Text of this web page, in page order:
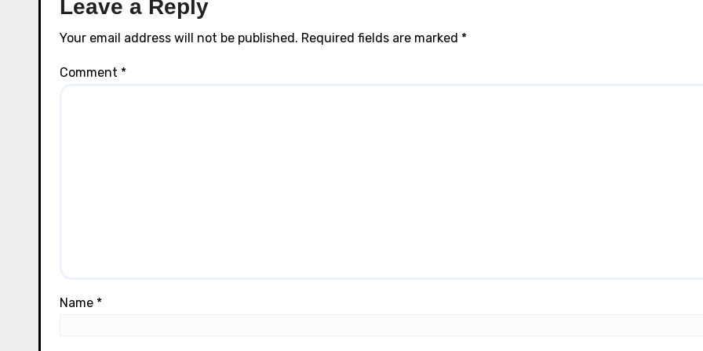
Leave a Reply
Your email address will not be published. Required fields are marked *
Comment *
Name *